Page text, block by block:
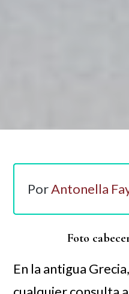
PorAntonella
Foto
En la antigua